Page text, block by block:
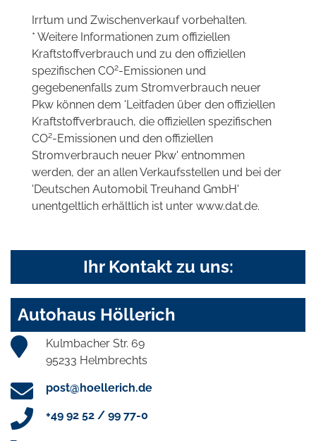
Irrtum und Zwischenverkauf vorbehalten.
* Weitere Informationen zum offiziellen
Kraftstoffverbrauch und zu den offiziellen
spezifischen CO2-Emissionen und
gegebenenfalls zum Stromverbrauch neuer
Pkw können dem 'Leitfaden über den offiziellen
Kraftstoffverbrauch, die offiziellen spezifischen
CO2-Emissionen und den offiziellen
Stromverbrauch neuer Pkw' entnommen
werden, der an allen Verkaufsstellen und bei der
'Deutschen Automobil Treuhand GmbH'
unentgeltlich erhältlich ist unter www.dat.de.
Ihr Kontakt zu uns:
Autohaus Höllerich
Kulmbacher Str. 69
95233 Helmbrechts
post@hoellerich.de
+49 92 52 / 99 77-0